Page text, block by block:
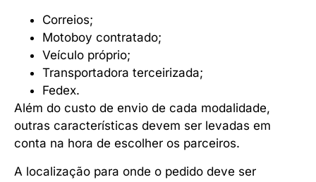
Correios;
Motoboy contratado;
Veículo próprio;
Transportadora terceirizada;
Fedex.
Além do custo de envio de cada modalidade,
outras características devem ser levadas em
conta na hora de escolher os parceiros.
A localização para onde o pedido deve ser